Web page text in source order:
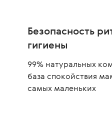
Безопасность
гигиены
99% натуральных
база спокойствия
самых маленьких